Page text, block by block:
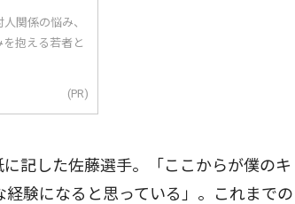
関係の悩み、
抱える若者と
(PR)
記した佐藤選手。「ここからが僕のキ
験になると思っている」。これまでの